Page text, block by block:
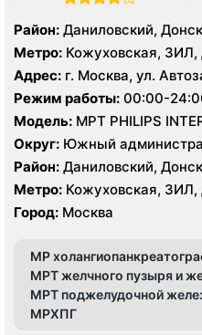
Район: Даниловский,
Нагатино-Садовники,
Метро: Кожуховская, ЗИЛ,
Нагатинская, Технопарк,
Адрес: г. Москва, ул.
Режим работы: 00:00-
Модель: МРТ PHILIPS
LIGHT SPEED 64 среза
Округ: Южный
Район: Даниловский,
Нагатино-Садовники,
Метро: Кожуховская, ЗИЛ,
Нагатинская, Технопарк,
Город: Москва
МР
МРТ желчного пузыря и
МРТ поджелудочной
МРХПГ